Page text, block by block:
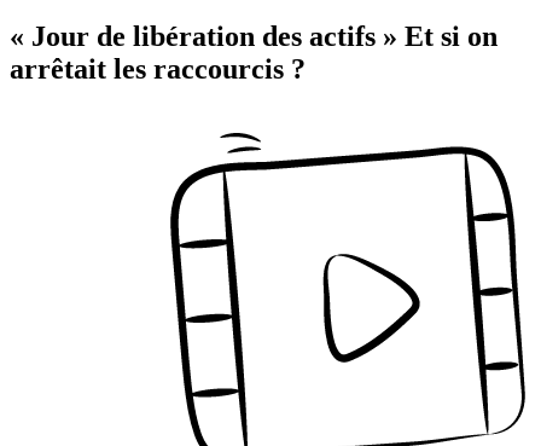
« Jour de libération des actifs » Et si on
arrêtait les raccourcis ?